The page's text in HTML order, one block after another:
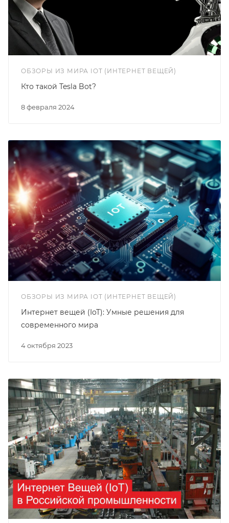
ОБЗОРЫ ИЗ МИРА IOT (ИНТЕРНЕТ ВЕЩЕЙ)
8 февраля 2024
Кто такой Tesla Bot?
ОБЗОРЫ ИЗ МИРА IOT (ИНТЕРНЕТ ВЕЩЕЙ)
4 октября 2023
Интернет вещей (IoT): Умные решения для
современного мира